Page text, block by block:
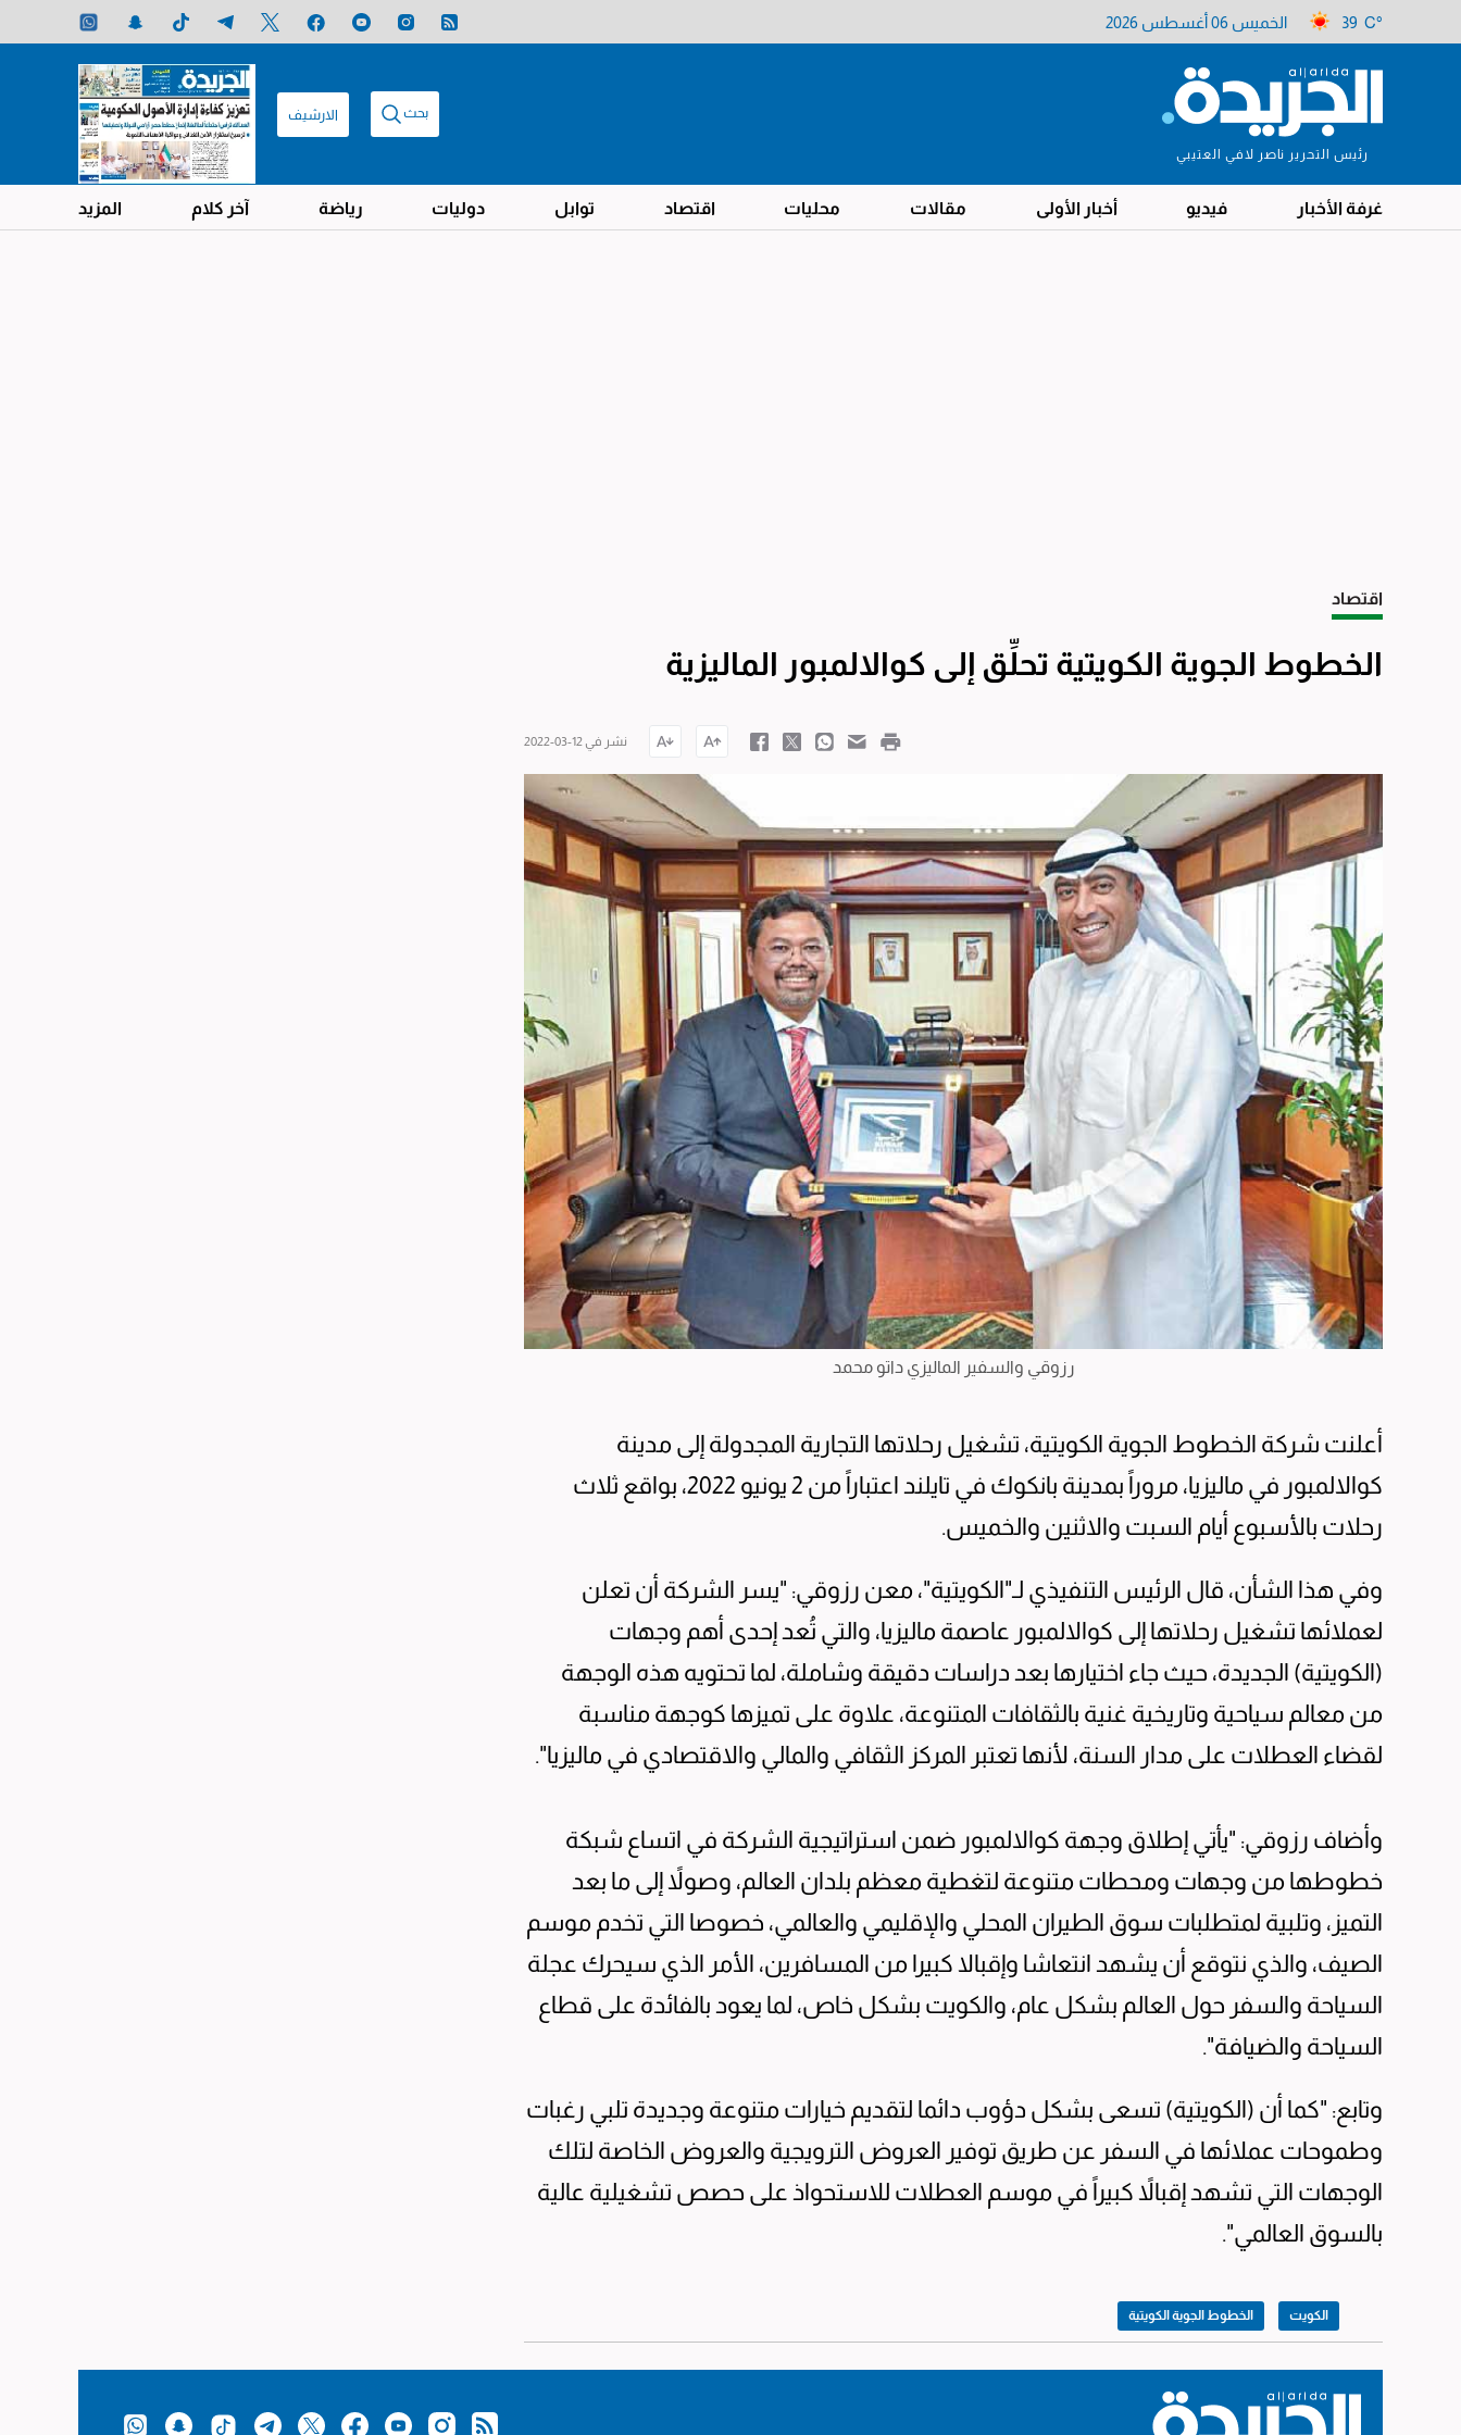
39 C° الخميس 06 أغسطس 2026
رئيس التحرير ناصر لافي العتيبي
بحث الارشيف
غرفة الأخبار فيديو أخبار الأولى مقالات محليات اقتصاد توابل دوليات رياضة آخر كلام المزيد
اقتصاد
الخطوط الجوية الكويتية تحلِّق إلى كوالالمبور الماليزية
نشر في 12-03-2022
رزوقي والسفير الماليزي داتو محمد
أعلنت شركة الخطوط الجوية الكويتية، تشغيل رحلاتها التجارية المجدولة إلى مدينة
كوالالمبور في ماليزيا، مروراً بمدينة بانكوك في تايلند اعتباراً من 2 يونيو 2022، بواقع ثلاث
رحلات بالأسبوع أيام السبت والاثنين والخميس.
وفي هذا الشأن، قال الرئيس التنفيذي لـ"الكويتية"، معن رزوقي: "يسر الشركة أن تعلن
لعملائها تشغيل رحلاتها إلى كوالالمبور عاصمة ماليزيا، والتي تُعد إحدى أهم وجهات
(الكويتية) الجديدة، حيث جاء اختيارها بعد دراسات دقيقة وشاملة، لما تحتويه هذه الوجهة
من معالم سياحية وتاريخية غنية بالثقافات المتنوعة، علاوة على تميزها كوجهة مناسبة
لقضاء العطلات على مدار السنة، لأنها تعتبر المركز الثقافي والمالي والاقتصادي في ماليزيا".
وأضاف رزوقي: "يأتي إطلاق وجهة كوالالمبور ضمن استراتيجية الشركة في اتساع شبكة
خطوطها من وجهات ومحطات متنوعة لتغطية معظم بلدان العالم، وصولاً إلى ما بعد
التميز، وتلبية لمتطلبات سوق الطيران المحلي والإقليمي والعالمي، خصوصا التي تخدم موسم
الصيف، والذي نتوقع أن يشهد انتعاشا وإقبالا كبيرا من المسافرين، الأمر الذي سيحرك عجلة
السياحة والسفر حول العالم بشكل عام، والكويت بشكل خاص، لما يعود بالفائدة على قطاع
السياحة والضيافة".
وتابع: "كما أن (الكويتية) تسعى بشكل دؤوب دائما لتقديم خيارات متنوعة وجديدة تلبي رغبات
وطموحات عملائها في السفر عن طريق توفير العروض الترويجية والعروض الخاصة لتلك
الوجهات التي تشهد إقبالاً كبيراً في موسم العطلات للاستحواذ على حصص تشغيلية عالية
بالسوق العالمي".
الكويت الخطوط الجوية الكويتية